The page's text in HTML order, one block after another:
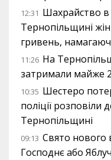
12:31 Шахрайство в
Тернопільщині
гривень,
11:26 На
затримали майже
10:35 Шестеро
поліції розповіли
Тернопільщині
09:13 Свято
Господнє або